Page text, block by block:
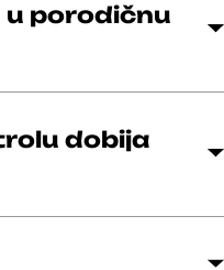
u porodičnu
dobija